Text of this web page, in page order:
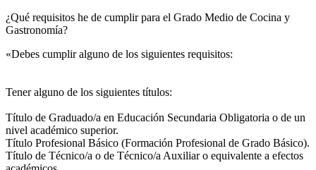
¿Qué requisitos he de cumplir para el Grado Medio de Cocina y
Gastronomía?
«Debes cumplir alguno de los siguientes requisitos:
Tener alguno de los siguientes títulos:
Título de Graduado/a en Educación Secundaria Obligatoria o de un
nivel académico superior.
Título Profesional Básico (Formación Profesional de Grado Básico).
Título de Técnico/a o de Técnico/a Auxiliar o equivalente a efectos